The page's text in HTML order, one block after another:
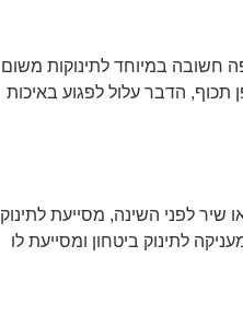
חשובה במיוחד לתינוקות משום
הדבר עלול לפגוע באיכות
לפני השינה, מסייעת לתינוק
לתינוק ביטחון ומסייעת לו